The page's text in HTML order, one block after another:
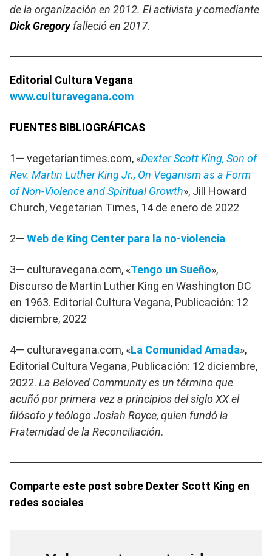
de la organización en 2012. El activista y comediante
Dick Gregoryfalleció en 2017.
Editorial Cultura Vegana
www.culturavegana.com
FUENTES BIBLIOGRÁFICAS
1— vegetariantimes.com, «Dexter Scott King, Son of
Rev. Martin Luther King Jr., On Veganism as a Form
of Non-Violence and Spiritual Growth», Jill Howard
Church, Vegetarian Times, 14 de enero de 2022
2— Web de King Center para la no-violencia
3— culturavegana.com, «Tengo un Sueño»,
Discurso de Martin Luther King en Washington DC
en 1963. Editorial Cultura Vegana, Publicación: 12
diciembre, 2022
4— culturavegana.com, «La Comunidad Amada»,
Editorial Cultura Vegana, Publicación: 12 diciembre,
2022. La Beloved Community es un término que
acuñó por primera vez a principios del siglo XX el
filósofo y teólogo Josiah Royce, quien fundó la
Fraternidad de la Reconciliación.
Comparte este post sobre Dexter Scott King en
redes sociales